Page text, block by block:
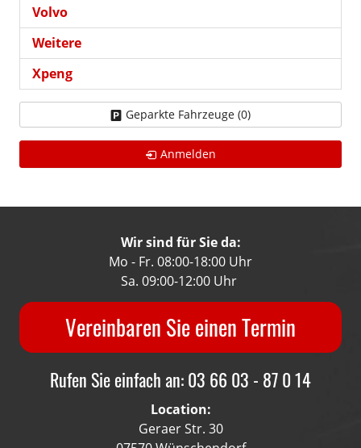
Volvo
Weitere
Xpeng
Geparkte Fahrzeuge (0)
Anmelden
Wir sind für Sie da:
Mo - Fr. 08:00-18:00 Uhr
Sa. 09:00-12:00 Uhr
Vereinbaren Sie einen Termin
Rufen Sie einfach an: 03 66 03 - 87 0 14
Location:
Geraer Str. 30